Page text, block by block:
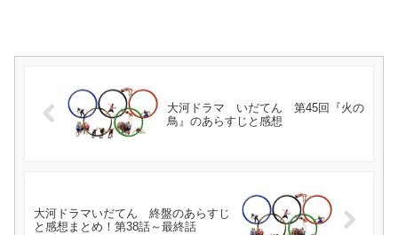
大河ドラマ いだてん 第45回『火の
鳥』のあらすじと感想
大河ドラマいだてん 終盤のあらすじ
と感想まとめ！第38話～最終話